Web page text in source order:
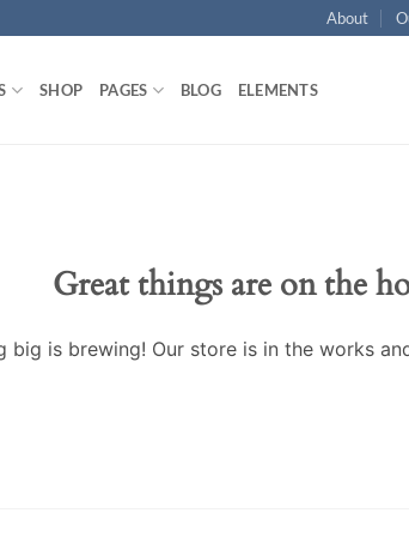
About
SHOP PAGES BLOG ELEMENTS
Great things are on the
big is brewing! Our store is in the works